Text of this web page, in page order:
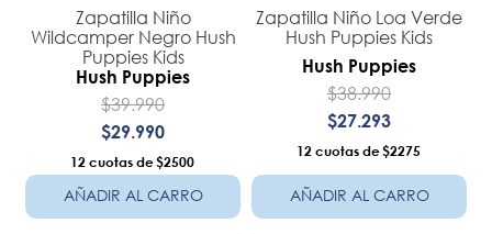
Zapatilla Niño
Wildcamper Negro Hush
Puppies Kids
Hush Puppies
$39.990
$29.990
12 $2500
AÑADIR AL CARRO
Zapatilla Niño Loa Verde
Hush Puppies Kids
Hush Puppies
$38.990
$27.293
12 $2275
AÑADIR AL CARRO